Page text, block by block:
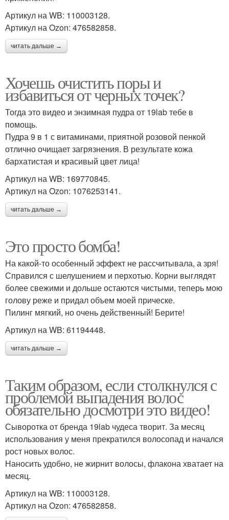
Артикул на WB: 110003128.
Артикул на Ozon: 476582858.
читать дальше →
Хочешь очистить поры и
избавиться от черных точек?
Тогда это видео и энзимная пудра от 19lab тебе в
помощь.
Пудра 9 в 1 с витаминами, приятной розовой пенкой
отлично очищает загрязнения. В результате кожа
бархатистая и красивый цвет лица!
Артикул на WB: 169770845.
Артикул на Ozon: 1076253141.
читать дальше →
Это просто бомба!
На какой-то особенный эффект не рассчитывала, а зря!
Справился с шелушением и перхотью. Корни выглядят
более свежими и дольше остаются чистыми, теперь мою
голову реже и придал объем моей прическе.
Пилинг мягкий, но очень действенный! Берите!
Артикул на WB: 61194448.
читать дальше →
Таким образом, если столкнулся с
проблемой выпадения волос
обязательно досмотри это видео!
Сыворотка от бренда 19lab чудеса творит. За месяц
использования у меня прекратился волосопад и начался
рост новых волос.
Наносить удобно, не жирнит волосы, флакона хватает на
месяц.
Артикул на WB: 110003128.
Артикул на Ozon: 476582858.